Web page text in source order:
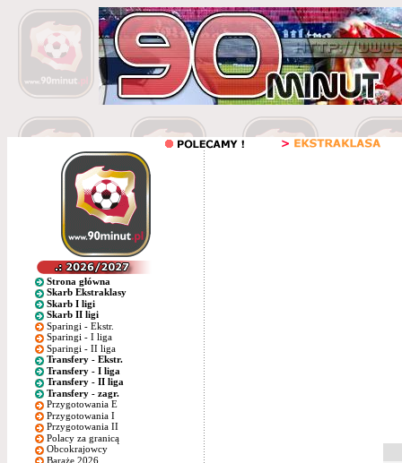
Strona główna
Skarb Ekstraklasy
Skarb I ligi
Skarb II ligi
Sparingi - Ekstr.
Sparingi - I liga
Sparingi - II liga
Transfery - Ekstr.
Transfery - I liga
Transfery - II liga
Transfery - zagr.
Przygotowania E
Przygotowania I
Przygotowania II
Polacy za granicą
Obcokrajowcy
Baraże 2026